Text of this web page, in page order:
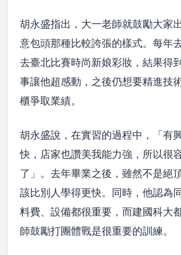
胡永盛指出，大一老師就鼓勵大家
意包頭那種比較誇張的樣式。每年
去臺北比賽時尚新娘彩妝，結果得
事讓他超感動，之後仍想要精進技
櫃爭取業績。
胡永盛說，在實習的過程中，「有
快，店家也讚美我能力強，所以很
了」。去年畢業之後，雖然不是絕
該比別人學得更快。同時，他認為
料費、設備都很重要，而建國科大
師鼓勵打團體戰是很重要的訓練。